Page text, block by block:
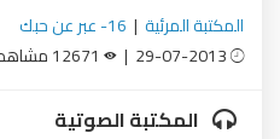
المكتبة المرئية | 16- عبر عن حبك
المكتبة الصوتية